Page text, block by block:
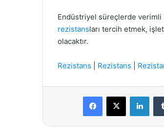
Endüstriyel süreçlerde verimli
rezistansları tercih etmek,
olacaktır.
Rezistans Rezistans
Facebook
X